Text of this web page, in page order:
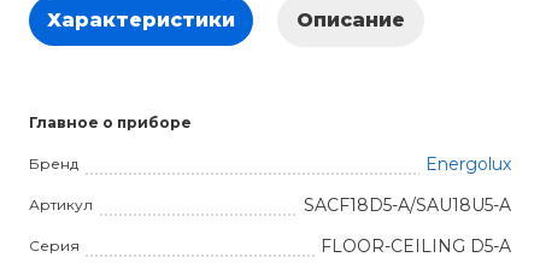
Характеристики Описание
Главное о приборе
Бренд Energolux
Артикул SACF18D5-A/SAU18U5-A
Серия FLOOR-CEILING D5-A